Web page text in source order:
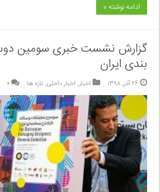
ادامه نوشته »
گزارش نشست خبری سومین
بندی ایران
۲۶ آذر, ۱۳۹۸ اخبار, اخبار داخلی, تازه ها ۰